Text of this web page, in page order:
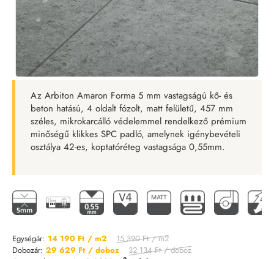
Az Arbiton Amaron Forma 5 mm vastagságú kő- és
beton hatású, 4 oldalt fózolt, matt felületű, 457 mm
széles, mikrokarcálló védelemmel rendelkező prémium
minőségű klikkes SPC padló, amelynek igénybevételi
osztálya 42-es, koptatóréteg vastagsága 0,55mm.
Egységár: 14 190 Ft / m2 15 390 Ft / m2
Dobozár: 29 629 Ft / doboz 32 134 Ft / doboz